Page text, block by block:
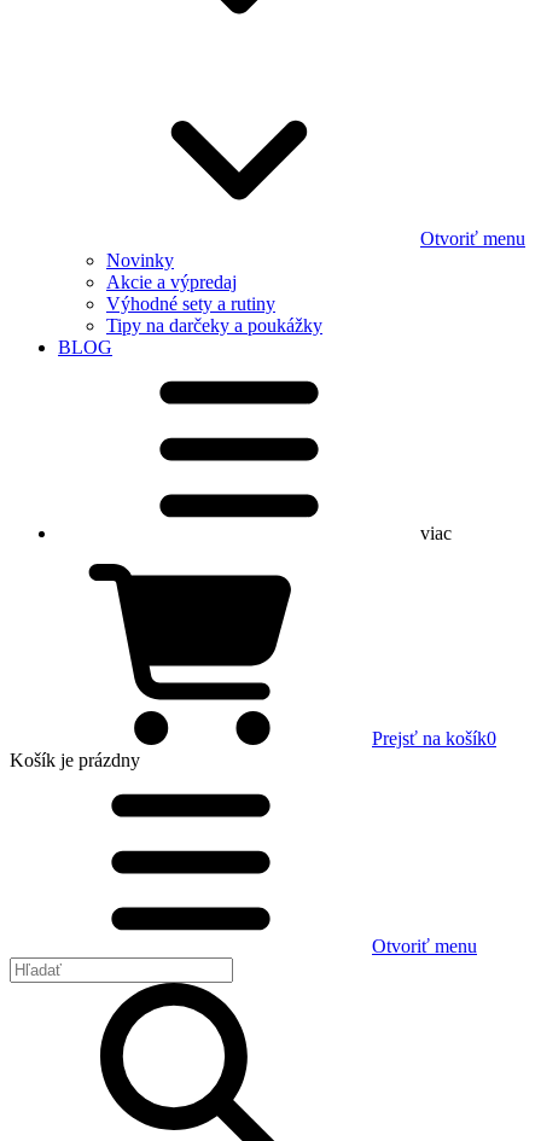
Otvoriť menu
Novinky
Akcie a výpredaj
Výhodné sety a rutiny
Tipy na darčeky a poukážky
BLOG
viac
Prejsť na košík0
Košík je prázdny
Otvoriť menu